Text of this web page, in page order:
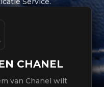
van Chanel wilt
CHANEL